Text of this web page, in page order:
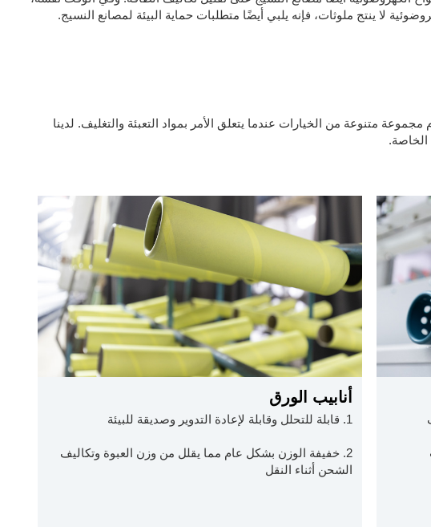
لا ينتج ملوثات، فإنه يلبي أيضًا متطلبات حماية البيئة لمصانع النسيج.
متنوعة من الخيارات عندما يتعلق الأمر بمواد التعبئة والتغليف. لدينا
الخاصة.
أنابيب الورق
1. قابلة للتحلل وقابلة لإعادة التدوير وصديقة للبيئة
2. خفيفة الوزن بشكل عام مما يقلل من وزن العبوة وتكاليف
الشحن أثناء النقل